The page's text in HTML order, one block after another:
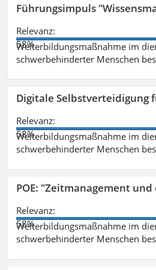
Führungsimpuls
Relevanz:
58%
Weiterbildungsmaßnahme im
schwerbehinderter Menschen
Digitale
Relevanz:
58%
Weiterbildungsmaßnahme im
schwerbehinderter Menschen
POE: "Zeitmanagement
Relevanz:
58%
Weiterbildungsmaßnahme im
schwerbehinderter Menschen